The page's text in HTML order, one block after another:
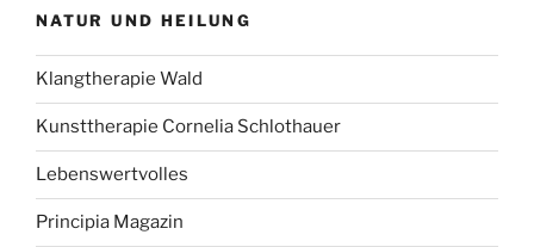
NATUR UND HEILUNG
Klangtherapie Wald
Kunsttherapie Cornelia Schlothauer
Lebenswertvolles
Principia Magazin